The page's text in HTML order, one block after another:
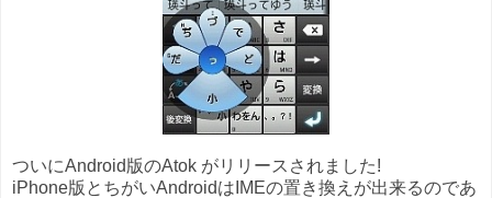
ついにAndroid版のAtok がリリースされました!
iPhone版とちがいAndroidはIMEの置き換えが出来るのであ